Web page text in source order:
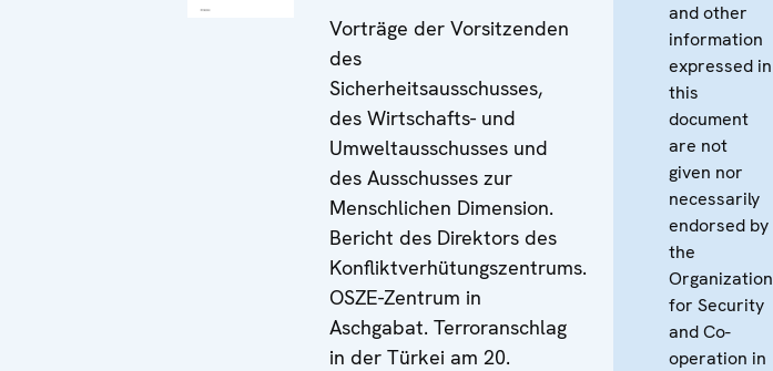
Vorträge der Vorsitzenden
des
Sicherheitsausschusses,
des Wirtschafts- und
Umweltausschusses und
des Ausschusses zur
Menschlichen Dimension.
Bericht des Direktors des
Konfliktverhütungszentrums.
OSZE-Zentrum in
Aschgabat. Terroranschlag
in der Türkei am 20.
and other
information
expressed in
this
document
are not
given nor
necessarily
endorsed by
the
Organization
for Security
and Co-
operation in